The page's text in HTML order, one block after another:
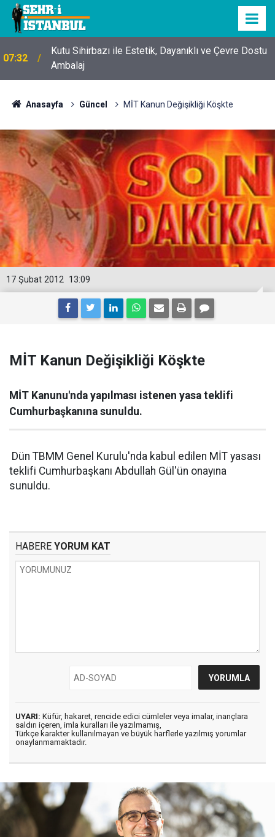
07:32
Kutu Sihirbazı ile Estetik, Dayanıklı ve Çevre Dostu
Ambalaj
Anasayfa Güncel MİT Kanun Değişikliği Köşkte
13:09
17 Şubat 2012
MİT Kanun Değişikliği Köşkte
MİT Kanunu'nda yapılması istenen yasa teklifi
Cumhurbaşkanına sunuldu.
Dün TBMM Genel Kurulu'nda kabul edilen MİT yasası
teklifi Cumhurbaşkanı Abdullah Gül'ün onayına
sunuldu.
HABERE YORUM KAT
UYARI: Küfür, hakaret, rencide edici cümleler veya imalar, inançlara
saldırı içeren, imla kuralları ile yazılmamış,
Türkçe karakter kullanılmayan ve büyük harflerle yazılmış yorumlar
onaylanmamaktadır.